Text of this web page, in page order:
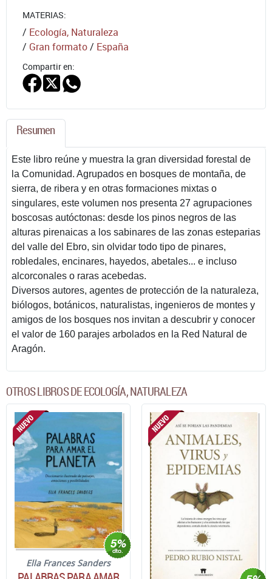
MATERIAS:
/ Ecología, Naturaleza
/ Gran formato/ España
Compartir en:
Resumen
Este libro reúne y muestra la gran diversidad forestal de
la Comunidad. Agrupados en bosques de montaña, de
sierra, de ribera y en otras formaciones mixtas o
singulares, este volumen nos presenta 27 agrupaciones
boscosas autóctonas: desde los pinos negros de las
alturas pirenaicas a los sabinares de las zonas esteparias
del valle del Ebro, sin olvidar todo tipo de pinares,
robledales, encinares, hayedos, abetales... e incluso
alcorconales o raras acebedas.
Diversos autores, agentes de protección de la naturaleza,
biólogos, botánicos, naturalistas, ingenieros de montes y
amigos de los bosques nos invitan a descubrir y conocer
el valor de 160 parajes arbolados en la Red Natural de
Aragón.
OTROS LIBROS DE ECOLOGÍA, NATURALEZA
Ella Frances Sanders